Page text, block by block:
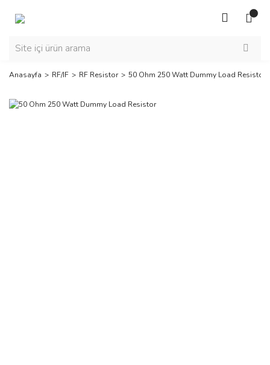
Anasayfa RF/IF RF Resistor 50 Ohm 250 Watt Dummy Load Resistor